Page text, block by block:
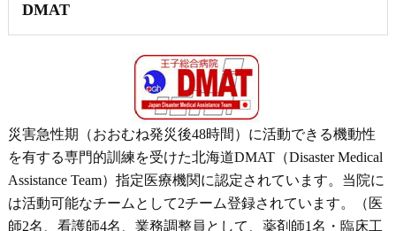
DMAT
災害急性期（おおむね発災後48時間）に活動できる機動性
を有する専門的訓練を受けた北海道DMAT（Disaster Medical
Assistance Team）指定医療機関に認定されています。当院に
は活動可能なチームとして2チーム登録されています。（医
師2名、看護師4名、業務調整員として、薬剤師1名・臨床工